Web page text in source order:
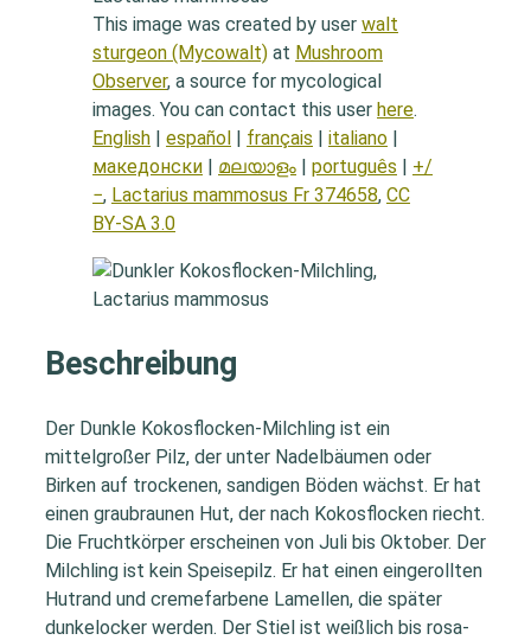
This image was created by user walt
sturgeon (Mycowalt) at Mushroom
Observer, a source for mycological
images. You can contact this user here.
English | español | français | italiano |
македонски | മലയാളം | português | +/
−, Lactarius mammosus Fr 374658, CC
BY-SA 3.0
Beschreibung
Der Dunkle Kokosflocken-Milchling ist ein
mittelgroßer Pilz, der unter Nadelbäumen oder
Birken auf trockenen, sandigen Böden wächst. Er hat
einen graubraunen Hut, der nach Kokosflocken riecht.
Die Fruchtkörper erscheinen von Juli bis Oktober. Der
Milchling ist kein Speisepilz. Er hat einen eingerollten
Hutrand und cremefarbene Lamellen, die später
dunkelocker werden. Der Stiel ist weißlich bis rosa-